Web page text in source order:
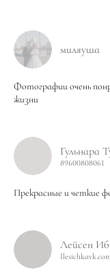
миляуша
Фотографии очень
жизни
Гульнара
89600808061
Прекрасные и четкие
Лейсен
Ilesichkavk.com